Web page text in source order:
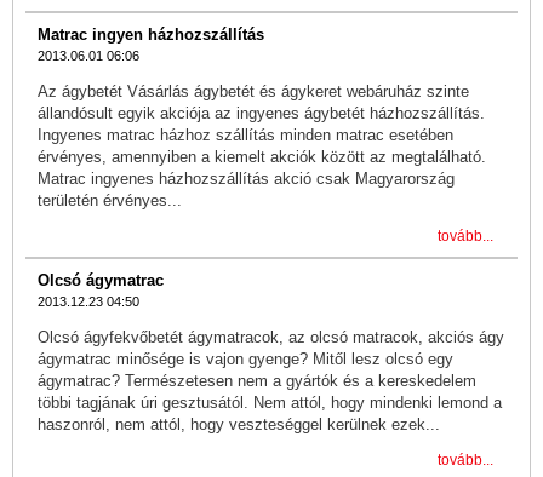
Matrac ingyen házhozszállítás
2013.06.01 06:06
Az ágybetét Vásárlás ágybetét és ágykeret webáruház szinte
állandósult egyik akciója az ingyenes ágybetét házhozszállítás.
Ingyenes matrac házhoz szállítás minden matrac esetében
érvényes, amennyiben a kiemelt akciók között az megtalálható.
Matrac ingyenes házhozszállítás akció csak Magyarország
területén érvényes...
tovább...
Olcsó ágymatrac
2013.12.23 04:50
Olcsó ágyfekvőbetét ágymatracok, az olcsó matracok, akciós ágy
ágymatrac minősége is vajon gyenge? Mitől lesz olcsó egy
ágymatrac? Természetesen nem a gyártók és a kereskedelem
többi tagjának úri gesztusától. Nem attól, hogy mindenki lemond a
haszonról, nem attól, hogy veszteséggel kerülnek ezek...
tovább...